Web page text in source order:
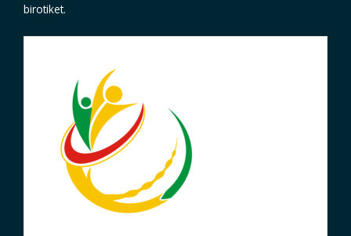
birotiket.